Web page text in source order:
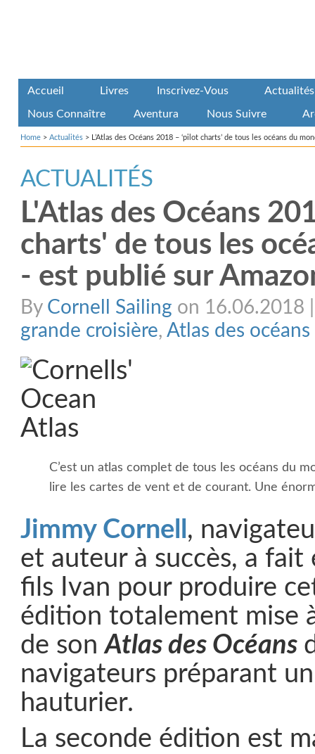
Accueil Livres Inscrivez-Vous Actualités
Nous Connaître Aventura Nous Suivre
Home > Actualités > L’Atlas des Océans 2018 – ‘pilot charts’ de tous les océans du
ACTUALITÉS
L'Atlas des Océans
charts' de tous les
- est publié sur
By Cornell Sailing on 16.06.2018 |
grande croisière, Atlas des océans
C’est un atlas complet de tous les océans du
lire les cartes de vent et de courant. Une
Jimmy Cornell ,
et auteur à succès, a fait
fils Ivan pour produire
édition totalement mise
de sonAtlas des Océans
navigateurs préparant
hauturier.
La seconde édition est